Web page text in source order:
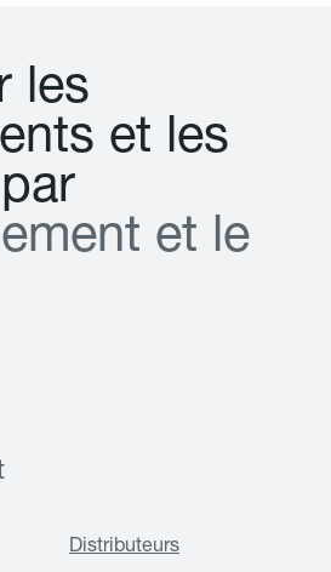
les
ents et les
par
ement et le
Distributeurs